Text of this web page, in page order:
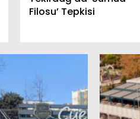
Filosu’ Tepkisi